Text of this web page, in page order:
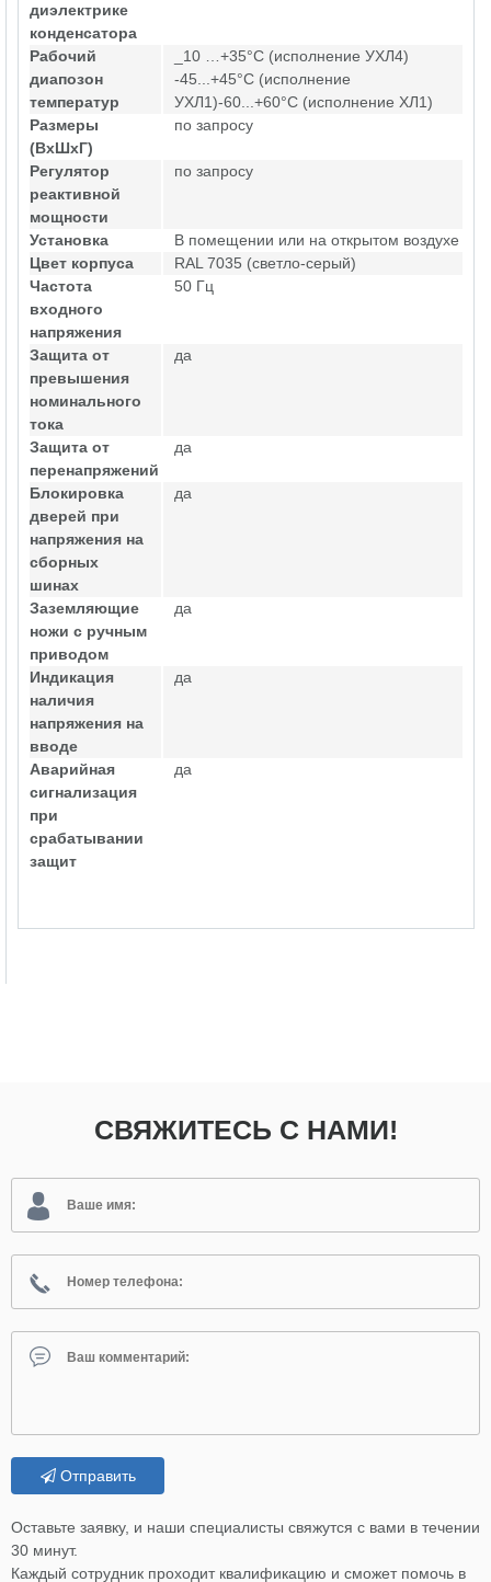
диэлектрике
конденсатора
Рабочий
диапозон
температур
_10 …+35°С (исполнение УХЛ4)
-45...+45°С (исполнение
УХЛ1)-60...+60°С (исполнение ХЛ1)
Размеры
(ВхШхГ)
по запросу
Регулятор
реактивной
мощности
по запросу
Установка
В помещении или на открытом воздухе
Цвет корпуса
RAL 7035 (светло-серый)
Частота
входного
напряжения
50 Гц
Защита от
превышения
номинального
тока
да
Защита от
перенапряжений
да
Блокировка
дверей при
напряжения на
сборных
шинах
да
Заземляющие
ножи с ручным
приводом
да
Индикация
наличия
напряжения на
вводе
да
Аварийная
сигнализация
при
срабатывании
защит
да
СВЯЖИТЕСЬ С НАМИ!
Отправить
Оставьте заявку, и наши специалисты свяжутся с вами в течении
30 минут.
Каждый сотрудник проходит квалификацию и сможет помочь в